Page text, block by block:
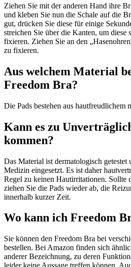
Ziehen Sie mit der anderen Hand ihre
und kleben Sie nun die Schale auf die
gut, drücken Sie diese für einige
streichen Sie über die Kanten, um diese
fixieren. Ziehen Sie an den
zu fixieren.
Aus welchem Material
Freedom Bra?
Die Pads bestehen aus hautfreudlichem
Kann es zu
kommen?
Das Material ist dermatologisch
Medizin eingesetzt. Es ist daher
Regel zu keinen Hautirritationen. Sollte
ziehen Sie die Pads wieder ab, die
innerhalb kurzer Zeit.
Wo kann ich Freedom
Sie können den Freedom Bra bei
bestellen. Bei Amazon finden sich
anderer Bezeichnung, zu deren